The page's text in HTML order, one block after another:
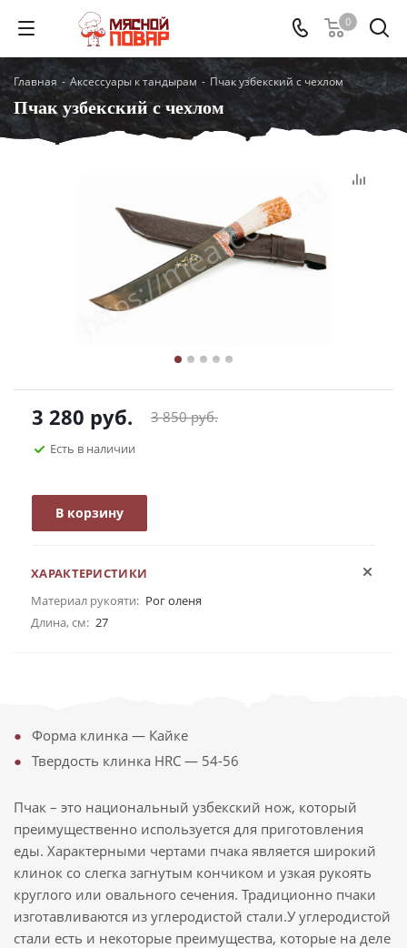
0
Главная - Аксессуары к тандырам - Пчак узбекский с чехлом
Пчак узбекский с чехлом
3 280 руб. 3 850руб.
Есть в наличии
В корзину
ХАРАКТЕРИСТИКИ
Материал рукояти: Рог оленя
Длина, см: 27
Форма клинка — Кайке
Твердость клинка HRC — 54-56
Пчак – это национальный узбекский нож, который
преимущественно используется для приготовления
еды. Характерными чертами пчака является широкий
клинок со слегка загнутым кончиком и узкая рукоять
круглого или овального сечения. Традиционно пчаки
изготавливаются из углеродистой стали.У углеродистой
стали есть и некоторые преимущества, которые на деле